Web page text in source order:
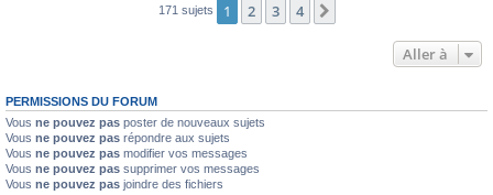
171 sujets 1 2 3 4
Aller à
PERMISSIONS DU FORUM
Vous ne pouvez pas poster de nouveaux sujets
Vous ne pouvez pas répondre aux sujets
Vous ne pouvez pas modifier vos messages
Vous ne pouvez pas supprimer vos messages
Vous ne pouvez pas joindre des fichiers